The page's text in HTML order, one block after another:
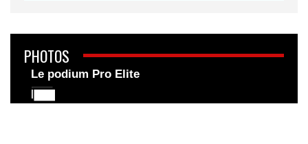
PHOTOS
Le podium Pro Elite